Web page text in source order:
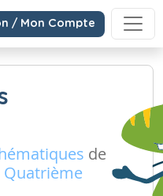
/ Mon Compte
de
Quatrième